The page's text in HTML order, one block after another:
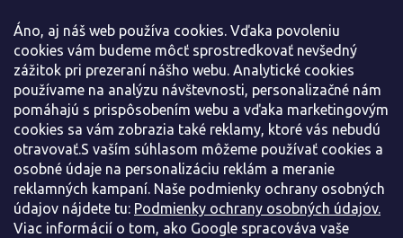
Áno, aj náš web používa cookies. Vďaka povoleniu
cookies vám budeme môcť sprostredkovať nevšedný
zážitok pri prezeraní nášho webu. Analytické cookies
používame na analýzu návštevnosti, personalizačné nám
pomáhajú s prispôsobením webu a vďaka marketingovým
cookies sa vám zobrazia také reklamy, ktoré vás nebudú
otravovať.S vaším súhlasom môžeme používať cookies a
osobné údaje na personalizáciu reklám a meranie
reklamných kampaní. Naše podmienky ochrany osobných
údajov nájdete tu: Podmienky ochrany osobných údajov.
Viac informácií o tom, ako Google spracováva vaše
Všetko o nákupe
Informácie pre Vás
Kontaktujte nás